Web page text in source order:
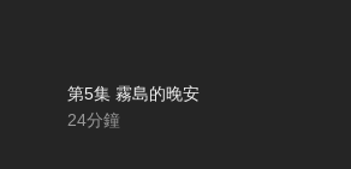
第5集 霧島的晚安
24分鐘